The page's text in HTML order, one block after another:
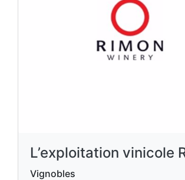
L’exploitation vinicole
Vignobles